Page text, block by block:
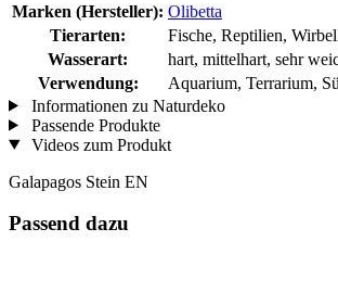
Marken (Hersteller): Olibetta
Tierarten:
Fische, Reptilien,
Wasserart:
hart, mittelhart, sehr
Verwendung:
Aquarium, Terrarium,
Informationen zu Naturdeko
Passende Produkte
Videos zum Produkt
Galapagos Stein EN
Passend dazu